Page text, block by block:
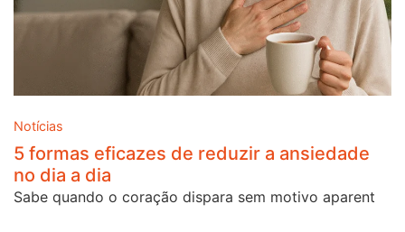
Notícias
5 formas eficazes de reduzir a ansiedade
no dia a dia
Sabe quando o coração dispara sem motivo aparent